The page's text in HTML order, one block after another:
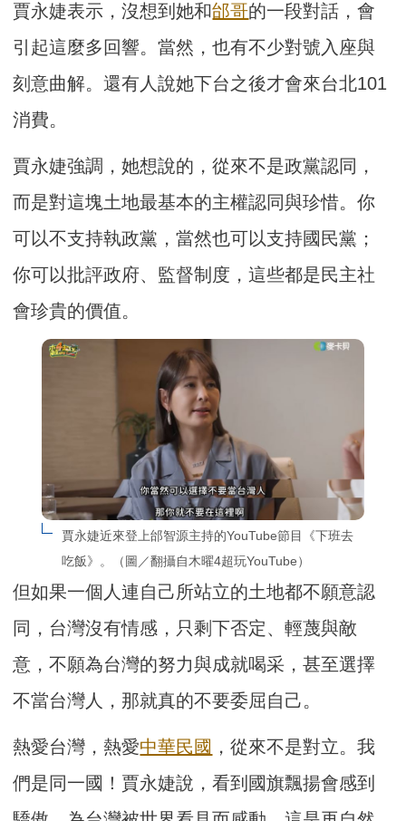
賈永婕表示，沒想到她和邰哥的一段對話，會
引起這麼多回響。當然，也有不少對號入座與
刻意曲解。還有人說她下台之後才會來台北101
消費。
賈永婕強調，她想說的，從來不是政黨認同，
而是對這塊土地最基本的主權認同與珍惜。你
可以不支持執政黨，當然也可以支持國民黨；
你可以批評政府、監督制度，這些都是民主社
會珍貴的價值。
賈永婕近來登上邰智源主持的YouTube節目《下班去
吃飯》。（圖／翻攝自木曜4超玩YouTube）
但如果一個人連自己所站立的土地都不願意認
同，台灣沒有情感，只剩下否定、輕蔑與敵
意，不願為台灣的努力與成就喝采，甚至選擇
不當台灣人，那就真的不要委屈自己。
熱愛台灣，熱愛中華民國 ，從來不是對立。我
們是同一國！賈永婕說，看到國旗飄揚會感到